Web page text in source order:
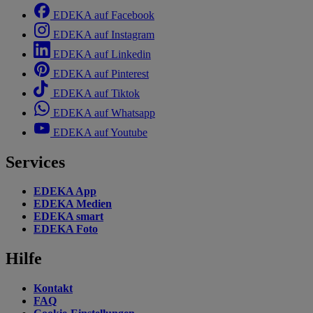
EDEKA auf Facebook
EDEKA auf Instagram
EDEKA auf Linkedin
EDEKA auf Pinterest
EDEKA auf Tiktok
EDEKA auf Whatsapp
EDEKA auf Youtube
Services
EDEKA App
EDEKA Medien
EDEKA smart
EDEKA Foto
Hilfe
Kontakt
FAQ